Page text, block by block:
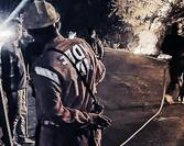
फिल्मी दुनिया का
दूसरी ओर सोशल
कहा जा रहा है कि